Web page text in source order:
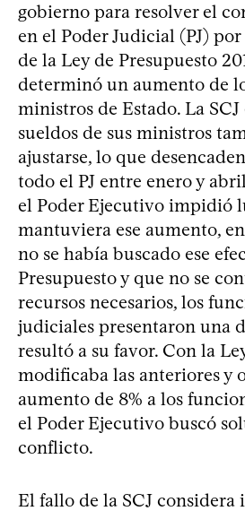
gobierno para resolver el
en el Poder Judicial (PJ)
de la Ley de Presupuesto
determinó un aumento de
ministros de Estado. La
sueldos de sus ministros
ajustarse, lo que
todo el PJ entre enero y
el Poder Ejecutivo impidió
mantuviera ese aumento,
no se había buscado ese
Presupuesto y que no se
recursos necesarios, los
judiciales presentaron una
resultó a su favor. Con la
modificaba las anteriores y
aumento de 8% a los
el Poder Ejecutivo buscó
conflicto.
El fallo de la SCJ